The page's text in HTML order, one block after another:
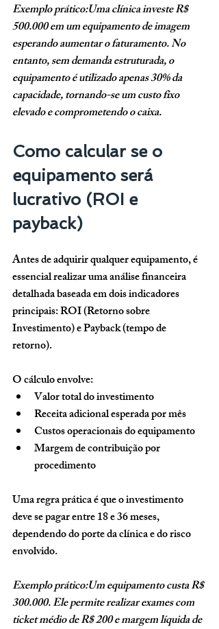
Exemplo prático:Uma clínica investe R$
500.000 em um equipamento de imagem
esperando aumentar o faturamento. No
entanto, sem demanda estruturada, o
equipamento é utilizado apenas 30% da
capacidade, tornando-se um custo fixo
elevado e comprometendo o caixa.
Como calcular se o
equipamento será
lucrativo (ROI e
payback)
Antes de adquirir qualquer equipamento, é
essencial realizar uma análise financeira
detalhada baseada em dois indicadores
principais: ROI (Retorno sobre
Investimento) e Payback (tempo de
retorno).
O cálculo envolve:
Valor total do investimento
Receita adicional esperada por mês
Custos operacionais do equipamento
Margem de contribuição por
procedimento
Uma regra prática é que o investimento
deve se pagar entre 18 e 36 meses,
dependendo do porte da clínica e do risco
envolvido.
Exemplo prático:Um equipamento custa R$
300.000. Ele permite realizar exames com
ticket médio de R$ 200 e margem líquida de